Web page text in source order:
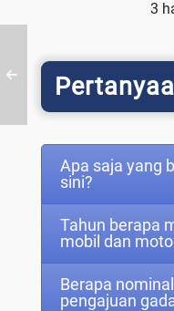
3
Apa saja yang
sini?
Tahun berapa
mobil dan
Berapa
pengajuan